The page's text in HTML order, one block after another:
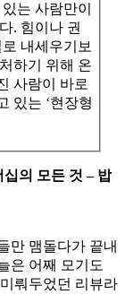
는 사람만이
. 힘이나 권
내세우기보
하기 위해 온
사람이 바로
있는 ‘현장형
의 모든 것 – 밥
만 맴돌다가 끝내
은 어째 모기도
뤄두었던 리뷰라